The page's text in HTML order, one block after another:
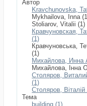
Автор
Kravchunovska,
Mykhailova, Inna
Stoliarov, Vitalii (1)
Кравчуновская,
(1)
Кравчуновська,
(1)
Михайлова, Инна
Михайлова, Інна
Столяров,
(1)
Столяров,
Тема
building (1)